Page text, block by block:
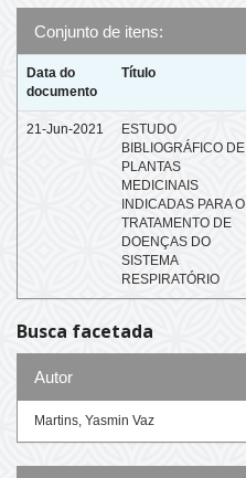
Conjunto de itens:
Data do
documento
Título
21-Jun-2021
ESTUDO
BIBLIOGRÁFICO DE
PLANTAS
MEDICINAIS
INDICADAS PARA O
TRATAMENTO DE
DOENÇAS DO
SISTEMA
RESPIRATÓRIO
Busca facetada
Autor
Martins, Yasmin Vaz